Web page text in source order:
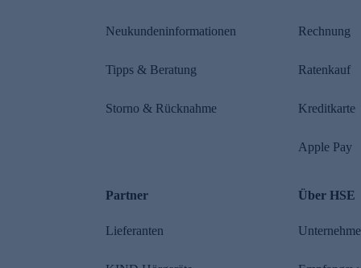
Neukundeninformationen
Tipps & Beratung
Storno & Rücknahme
Rechnung
Ratenkauf
Kreditkarte
Apple Pay
Partner
Lieferanten
Über HSE